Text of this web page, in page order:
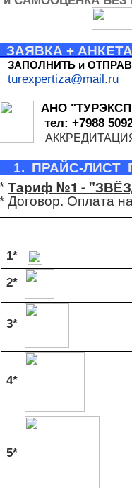
ЗАЯВКА +
ЗАПОЛНИТЬ и
turexpertiza@mail.ru
АНО
тел: +7988
1. ПРАЙС-ЛИСТ
*Тариф №1 -
* Договор. Оплата
1*
2*
3*
4*
5*